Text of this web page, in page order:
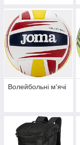
Волейбольні м'ячі